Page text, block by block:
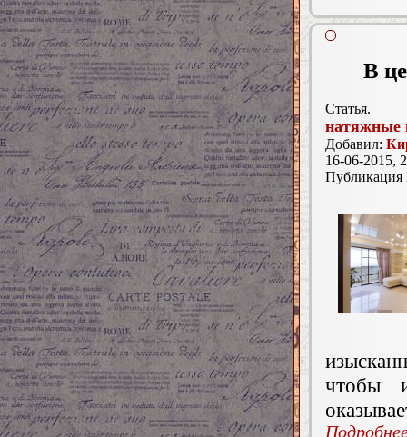
В
Статья.
натяжные
Добавил:
16-06-2015,
чтобы